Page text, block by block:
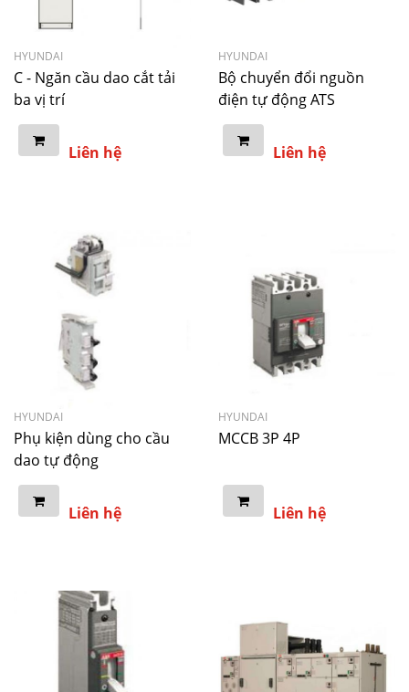
HYUNDAI
C - Ngăn cầu dao cắt tải
ba vị trí
Liên hệ
HYUNDAI
Bộ chuyển đổi nguồn
điện tự động ATS
Liên hệ
HYUNDAI
Phụ kiện dùng cho cầu
dao tự động
Liên hệ
HYUNDAI
MCCB 3P 4P
Liên hệ